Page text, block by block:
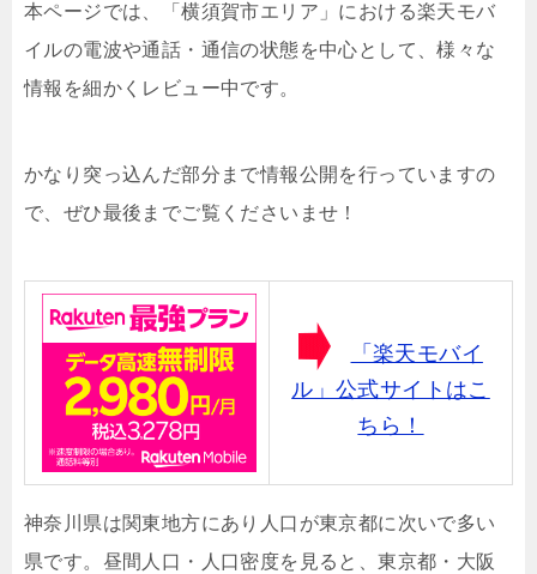
本ページでは、「横須賀市エリア」における楽天モバ
イルの電波や通話・通信の状態を中心として、様々な
情報を細かくレビュー中です。
かなり突っ込んだ部分まで情報公開を行っていますの
で、ぜひ最後までご覧くださいませ！
「楽天モバイ
ル」公式サイトはこ
ちら！
神奈川県は関東地方にあり人口が東京都に次いで多い
県です。昼間人口・人口密度を見ると、東京都・大阪